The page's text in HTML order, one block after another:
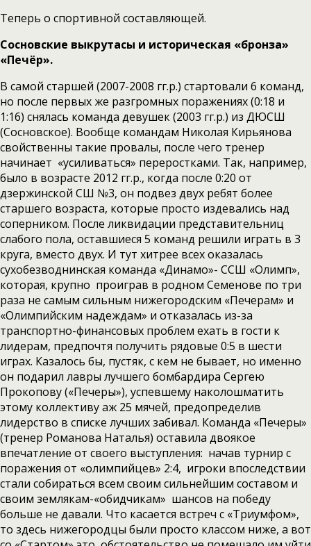
Теперь о спортивной составляющей.
Сосновские выкрутасы и историческая «бронза»
«Печёр».
В самой старшей (2007-2008 гг.р.) стартовали 6 команд,
но после первых же разгромных поражениях (0:18 и
1:16) снялась команда девушек (2003 гг.р.) из ДЮСШ
(Сосновское). Вообще командам Николая Кирьянова
свойственны такие провалы, после чего тренер
начинает «усиливаться» переростками. Так, например,
было в возрасте 2012 гг.р., когда после 0:20 от
дзержинской СШ №3, он подвез двух ребят более
старшего возраста, которые просто издевались над
соперником. После ликвидации представительниц
слабого пола, оставшиеся 5 команд решили играть в 3
круга, вместо двух. И тут хитрее всех оказалась
сухобезводнинская команда «Динамо»- ССШ «Олимп»,
которая, крупно проиграв в родном Семенове по три
раза не самым сильным нижегородским «Печерам» и
«Олимпийским надеждам» и отказалась из-за
транспортно-финансовых проблем ехать в гости к
лидерам, предпочтя получить рядовые 0:5 в шести
играх. Казалось бы, пустяк, с кем не бывает, но именно
он подарил лавры лучшего бомбардира Сергею
Прокопову («Печеры»), успевшему наколошматить
этому коллективу аж 25 мячей, предопределив
лидерство в списке лучших забивал. Команда «Печеры»
(тренер Романова Наталья) оставила двоякое
впечатление от своего выступления: начав турнир с
поражения от «олимпийцев» 2:4, игроки впоследствии
стали собираться всем своим сильнейшим составом и
своим землякам-«обидчикам» шансов на победу
больше не давали. Что касается встреч с «Триумфом»,
то здесь нижегородцы были просто классом ниже, а вот